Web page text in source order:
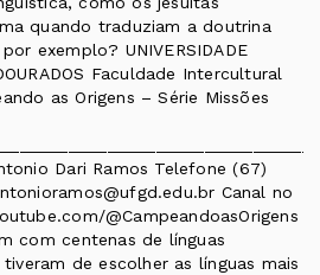
quando traduziam a doutrina
exemplo? UNIVERSIDADE
Faculdade Intercultural
as Origens – Série Missões
Dari Ramos Telefone (67)
Canal no
@CampeandoasOrigens
com centenas de línguas
de escolher as línguas mais